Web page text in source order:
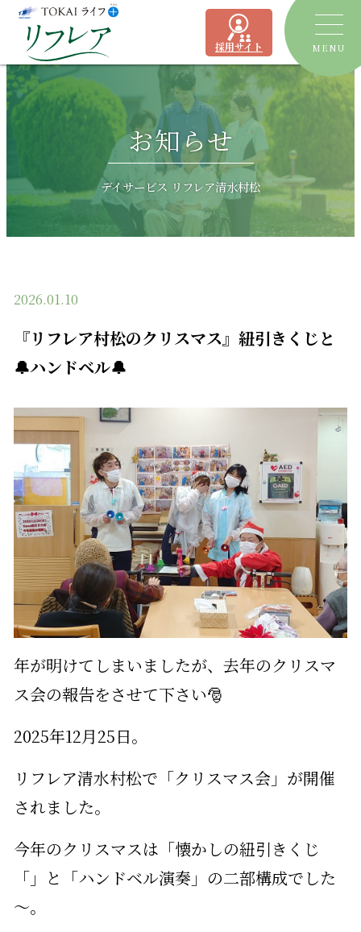
採用サイト MENU
トピックス
デイサービス
ショートステイ リフレア聖一色
有料老人ホーム リフレア上土
運営会社
お知らせ
デイサービス リフレア清水村松
2026.01.10
『リフレア村松のクリスマス』紐引きくじと
🔔ハンドベル🔔
年が明けてしまいましたが、去年のクリスマ
ス会の報告をさせて下さい🎅
2025年12月25日。
リフレア清水村松で「クリスマス会」が開催
されました。
今年のクリスマスは「懐かしの紐引きくじ
「」と「ハンドベル演奏」の二部構成でした
～。